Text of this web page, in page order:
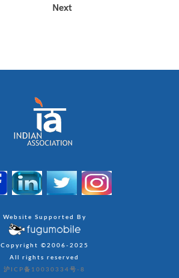
Next
Website Supported By
Copyright ©2006-2025
All rights reserved
沪ICP备10030334号-8